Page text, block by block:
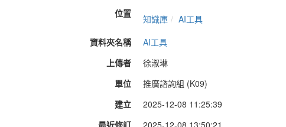
位置 知識庫
AI工具
資料夾名稱
AI工具
上傳者
徐淑琳
單位
推廣諮詢組 (K09)
建立
2025-12-08 11:25:39
最近修訂
2025-12-08 13:50:21